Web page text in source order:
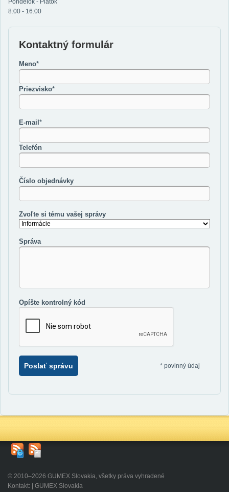
Pondelok - Piatok
8:00 - 16:00
Kontaktný formulár
Meno*
Priezvisko*
E-mail*
Telefón
Číslo objednávky
Zvoľte si tému vašej správy
Správa
Opíšte kontrolný kód
Poslať správu * povinný údaj
© 2010–2026 GUMEX Slovakia, všetky práva vyhradené
Kontakt: | GUMEX Slovakia